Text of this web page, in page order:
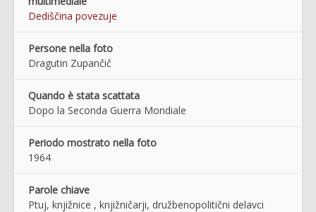
Dediščina povezuje
Persone nella foto
Dragutin Zupančič
Quando è stata scattata
Dopo la Seconda Guerra Mondiale
Periodo mostrato nella foto
1964
Parole chiave
Ptuj, knjižnice , knjižničarji, družbenopolitični delavci